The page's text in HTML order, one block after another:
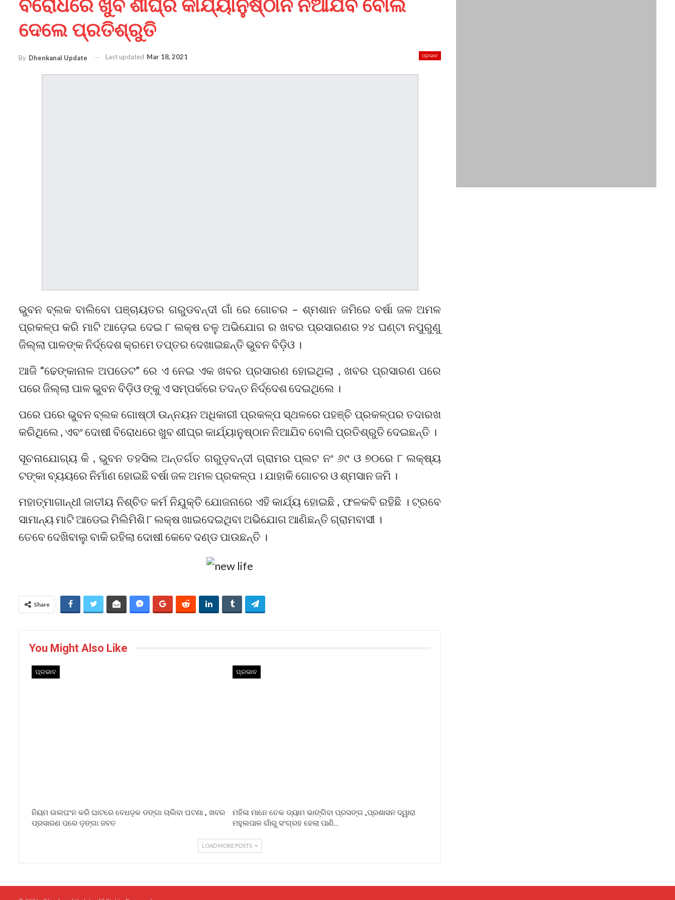
ବିରୋଧରେ ଖୁବ ଶୀଘ୍ର କାର୍ଯ୍ୟାନୁଷ୍ଠାନ ନିଆଯିବ ବୋଲି
ଦେଲେ ପ୍ରତିଶ୍ରୁତି
ପ୍ରଭାବ
By Dhenkanal Update Last updated Mar 18, 2021
ଭୁବନ ବ୍ଲକ ବାଲିବୋ ପଞ୍ଚାୟତର ଗରୁଡବନ୍ଦୀ ଗାଁ ରେ ଗୋଚର – ଶ୍ମଶାନ ଜମିରେ ବର୍ଷା ଜଳ ଅମଳ
ପ୍ରକଳ୍ପ କରି ମାଟି ଆଡ଼େଇ ଦେଇ ୮ ଲକ୍ଷ ଚଳୁ ଅଭିଯୋଗ ର ଖବର ପ୍ରସାରଣର ୨୪ ଘଣ୍ଟା ନପୁରୁଣୁ
ଜିଲ୍ଲା ପାଳଙ୍କ ନିର୍ଦ୍ଦେଶ କ୍ରମେ ତପ୍ତର ଦେଖାଇଛନ୍ତି ଭୁବନ ବିଡ଼ିଓ ।
ଆଜି “ଢେଙ୍କାନାଳ ଅପଡେଟ” ରେ ଏ ନେଇ ଏକ ଖବର ପ୍ରସାରଣ ହୋଇଥିଲା , ଖବର ପ୍ରସାରଣ ପରେ
ପରେ ଜିଲ୍ଲା ପାଳ ଭୁବନ ବିଡ଼ିଓ ଙ୍କୁ ଏ ସମ୍ପର୍କରେ ତଦନ୍ତ ନିର୍ଦ୍ଦେଶ ଦେଇଥିଲେ ।
ପରେ ପରେ ଭୁବନ ବ୍ଲକ ଗୋଷ୍ଠୀ ଉନ୍ନୟନ ଅଧିକାରୀ ପ୍ରକଳ୍ପ ସ୍ଥଳରେ ପହଞ୍ଚି ପ୍ରକଳ୍ପର ତଦାରଖ
କରିଥିଲେ , ଏବଂ ଦୋଷୀ ବିରୋଧରେ ଖୁବ ଶୀଘ୍ର କାର୍ଯ୍ୟାନୁଷ୍ଠାନ ନିଆଯିବ ବୋଲି ପ୍ରତିଶ୍ରୁତି ଦେଇଛନ୍ତି ।
ସୂଚନାଯୋଗ୍ୟ କି , ଭୁବନ ତହସିଲ ଅନ୍ତର୍ଗତ ଗରୁଡ଼ବନ୍ଦୀ ଗ୍ରାମର ପ୍ଲଟ ନଂ ୬୯ ଓ ୭୦ରେ ୮ ଲକ୍ଷ୍ୟ
ଟଙ୍କା ବ୍ୟୟରେ ନିର୍ମାଣ ହୋଇଛି ବର୍ଷା ଜଳ ଅମଳ ପ୍ରକଳ୍ପ । ଯାହାକି ଗୋଚର ଓ ଶ୍ମସାନ ଜମି ।
ମହାତ୍ମାଗାନ୍ଧୀ ଜାତୀୟ ନିଶ୍ଚିତ କର୍ମ ନିଯୁକ୍ତି ଯୋଜନାରେ ଏହି କାର୍ଯ୍ୟ ହୋଇଛି , ଫଳକବି ରହିଛି । ଟ୍ରବେ
ସାମାନ୍ୟ ମାଟି ଆଡେଇ ମିଲିମିଶି ୮ ଲକ୍ଷ ଖାଇଦେଇଥିବା ଅଭିଯୋଗ ଆଣିଛନ୍ତି ଗ୍ରାମବାସୀ ।
ତେବେ ଦେଖିବାଲୁ ବାକି ରହିଲା ଦୋଷୀ କେବେ ଦଣ୍ଡ ପାଉଛନ୍ତି ।
Share
You Might Also Like
ପ୍ରଭାବ
ନିୟମ ଉଲଘଂନ କରି ଘାଟରେ ବେଧଡ଼କ ଡଙ୍ଗା ଚାଲିବା ଘଟଣା , ଖବର
ପ୍ରସାରଣ ପରେ ଡ଼ଙ୍ଗା ଜବତ
ପ୍ରଭାବ
ମହିଳା ମାନେ ଚେକ ଡ୍ୟାମ ଭାଙ୍ଗିବା ପ୍ରସଙ୍ଗ ,ପ୍ରଶାସନ ଦ୍ୱାରା
ମହୁଲପାଳ ଗାଁରୁ ସଂଗ୍ରହ ହେଲା ପାଣି…
LOAD MORE POSTS